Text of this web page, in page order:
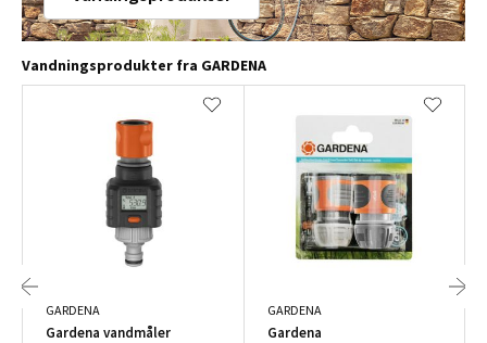
Vandningsprodukter fra GARDENA
GARDENA
Gardena vandmåler
GARDENA
Gardena